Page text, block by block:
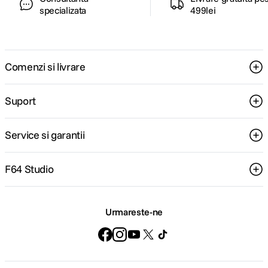
specializata
499lei
Comenzi si livrare
Suport
Service si garantii
F64 Studio
Urmareste-ne